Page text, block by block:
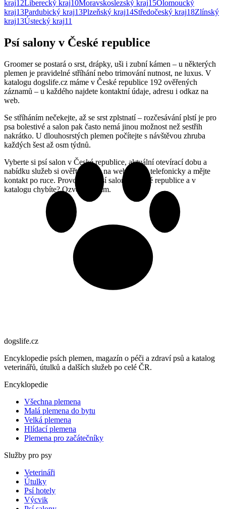
kraj12Liberecký kraj10Moravskoslezský kraj15Olomoucký
kraj13Pardubický kraj13Plzeňský kraj14Středočeský kraj18Zlínský
kraj13Ústecký kraj11
Psí salony v České republice
Groomer se postará o srst, drápky, uši i zubní kámen – u některých
plemen je pravidelné stříhání nebo trimování nutnost, ne luxus. V
katalogu dogslife.cz máme v České republice 192 ověřených
záznamů – u každého najdete kontaktní údaje, adresu i odkaz na
web.
Se stříháním nečekejte, až se srst zplstnatí – rozčesávání plstí je pro
psa bolestivé a salon pak často nemá jinou možnost než sestřih
nakrátko. U dlouhosrstých plemen počítejte s návštěvou zhruba
každých šest až osm týdnů.
Vyberte si psí salon v České republice, aktuální otevírací dobu a
nabídku služeb si ověřte přímo na webu nebo telefonicky a mějte
kontakt po ruce. Provozujete psí salon v České republice a v
katalogu chybíte? Ozvěte se nám.
dogslife.cz
Encyklopedie psích plemen, magazín o péči a zdraví psů a katalog
veterinářů, útulků a dalších služeb po celé ČR.
Encyklopedie
Všechna plemena
Malá plemena do bytu
Velká plemena
Hlídací plemena
Plemena pro začátečníky
Služby pro psy
Veterináři
Útulky
Psí hotely
Výcvik